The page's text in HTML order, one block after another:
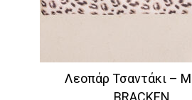
Λεοπάρ Τσαντάκι –
BRACKEN